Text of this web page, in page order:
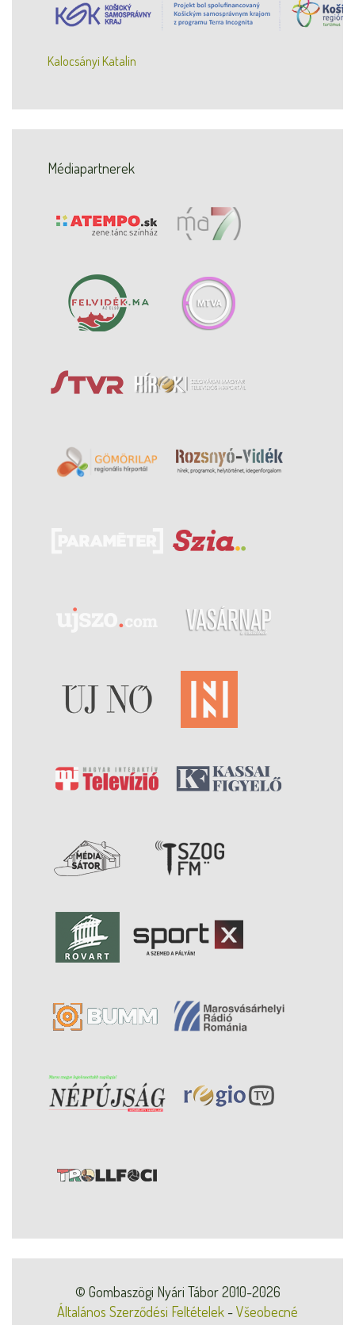
Kalocsányi Katalin
Médiapartnerek
© Gombaszögi Nyári Tábor 2010-2026
Általános Szerződési Feltételek -Všeobecné